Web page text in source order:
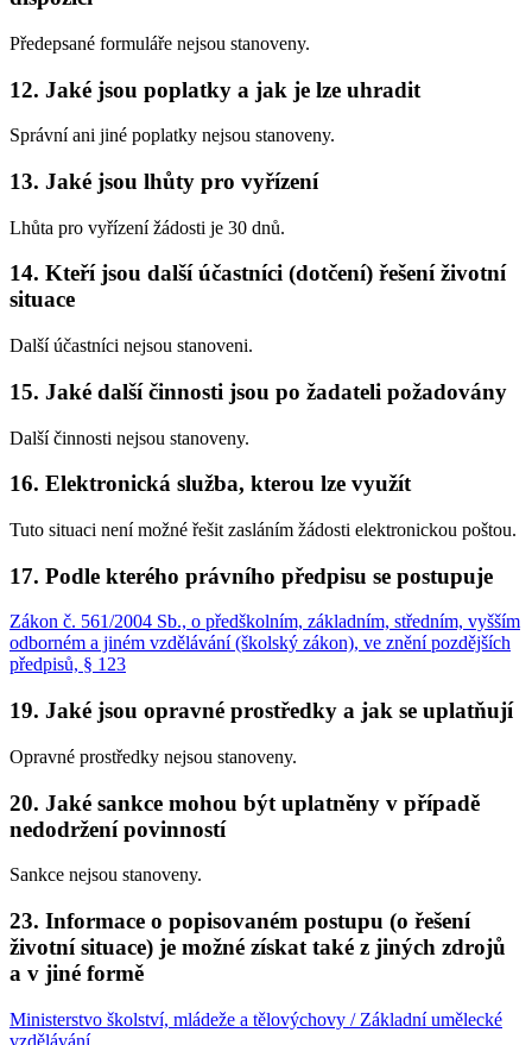
Předepsané formuláře nejsou stanoveny.
12. Jaké jsou poplatky a jak je lze uhradit
Správní ani jiné poplatky nejsou stanoveny.
13. Jaké jsou lhůty pro vyřízení
Lhůta pro vyřízení žádosti je 30 dnů.
14. Kteří jsou další účastníci (dotčení) řešení životní
situace
Další účastníci nejsou stanoveni.
15. Jaké další činnosti jsou po žadateli požadovány
Další činnosti nejsou stanoveny.
16. Elektronická služba, kterou lze využít
Tuto situaci není možné řešit zasláním žádosti elektronickou poštou.
17. Podle kterého právního předpisu se postupuje
Zákon č. 561/2004 Sb., o předškolním, základním, středním, vyšším
odborném a jiném vzdělávání (školský zákon), ve znění pozdějších
předpisů, § 123
19. Jaké jsou opravné prostředky a jak se uplatňují
Opravné prostředky nejsou stanoveny.
20. Jaké sankce mohou být uplatněny v případě
nedodržení povinností
Sankce nejsou stanoveny.
23. Informace o popisovaném postupu (o řešení
životní situace) je možné získat také z jiných zdrojů
a v jiné formě
Ministerstvo školství, mládeže a tělovýchovy / Základní umělecké
vzdělávání